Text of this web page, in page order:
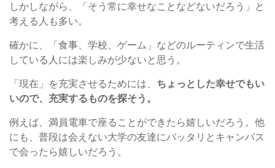
しかしながら、「そう常に幸せなことなどないだろう」と
考える人も多い。
確かに、「食事、学校、ゲーム」などのルーティンで生活
している人には楽しみが少ないと思う。
「現在」を充実させるためには、 ちょっとした幸せでもい
いので、充実するものを探そう。
例えば、満員電車で座ることができたら嬉しいだろう。他
にも、普段は会えない大学の友達にバッタリとキャンパス
で会ったら嬉しいだろう。